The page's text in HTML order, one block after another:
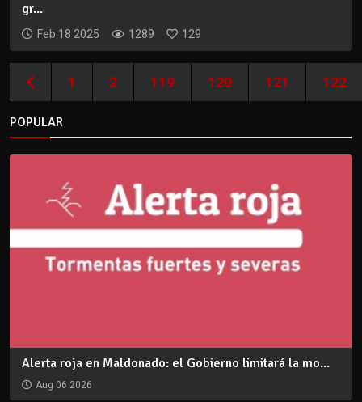
gr...
Feb 18 2025 1289 129
1 2 119 120 121 122
POPULAR
Alerta roja en Maldonado: el Gobierno limitará la mo...
Aug 06 2026